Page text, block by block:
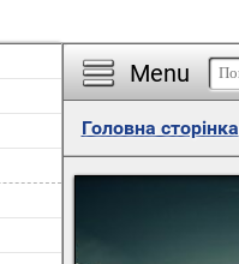
Menu
Головна сторінка